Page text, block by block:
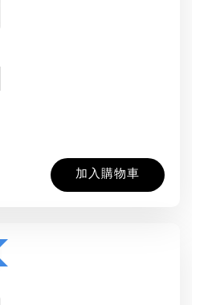
加入購物車